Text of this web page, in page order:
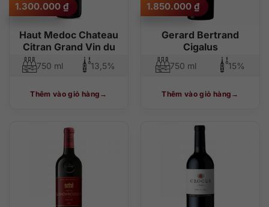
Haut Medoc Chateau
Citran Grand Vin du
1.300.000 ₫
750 ml 13,5%
Thêm vào giỏ hàng
Gerard Bertrand
Cigalus
1.850.000 ₫
750 ml 15%
Thêm vào giỏ hàng